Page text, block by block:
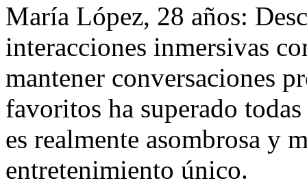
María López, 28 años:
interacciones inmersivas
mantener conversaciones
favoritos ha superado
es realmente asombrosa y
entretenimiento único.